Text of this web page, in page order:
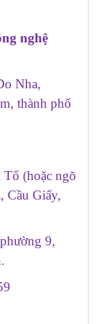
nghệ
Nha,
thành phố
Tổ (hoặc ngõ
Cầu Giấy,
9,